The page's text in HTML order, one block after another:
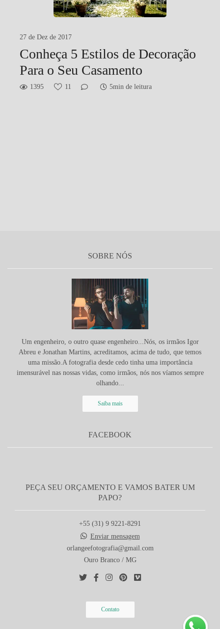
27 de Dez de 2017
Conheça 5 Estilos de Decoração
Para o Seu Casamento
1395 11 5min de leitura
SOBRE NÓS
Um engenheiro, o outro quase engenheiro...Nós, os irmãos Igor
Abreu e Jonathan Martins, acreditamos, acima de tudo, que temos
uma missão.A fotografia desde cedo tinha uma importância
imensurável nas nossas vidas, como irmãos, nós nos víamos sempre
olhando...
Saiba mais
FACEBOOK
PEÇA SEU ORÇAMENTO E VAMOS BATER UM
PAPO?
+55 (31) 9 9221-8291
Enviar mensagem
orlangeefotografia@gmail.com
Ouro Branco / MG
Contato